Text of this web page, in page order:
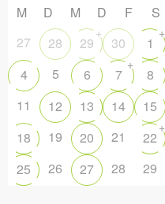
M D M D F S
27
28 29
+
30 1
+
4 5 6 7
+
8
11
12 13 14 15
18 19 20 21 22
+
25
26 27 28 29